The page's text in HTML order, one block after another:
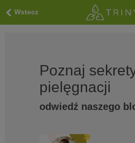
Wstecz
Poznaj
pielęgnacji
odwiedź naszego